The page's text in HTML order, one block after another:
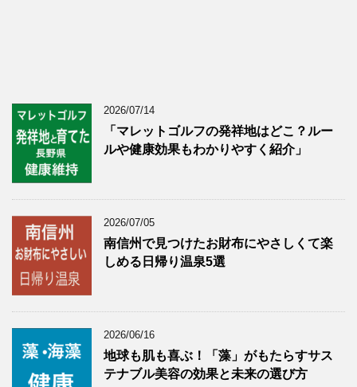
2026/07/14
「マレットゴルフの発祥地はどこ？ルー
ルや健康効果もわかりやすく紹介」
2026/07/05
南信州で見つけたお財布にやさしくて楽
しめる日帰り温泉5選
2026/06/16
地球も肌も喜ぶ！「藻」がもたらすサス
テナブル美容の効果と未来の選び方